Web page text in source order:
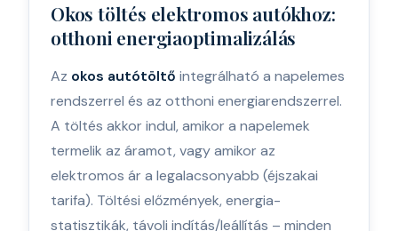
Okos töltés elektromos autókhoz:
otthoni energiaoptimalizálás
Az okos autótöltő integrálható a napelemes
rendszerrel és az otthoni energiarendszerrel.
A töltés akkor indul, amikor a napelemek
termelik az áramot, vagy amikor az
elektromos ár a legalacsonyabb (éjszakai
tarifa). Töltési előzmények, energia-
statisztikák, távoli indítás/leállítás – minden